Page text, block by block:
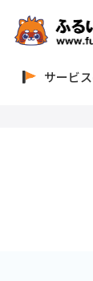
サービ